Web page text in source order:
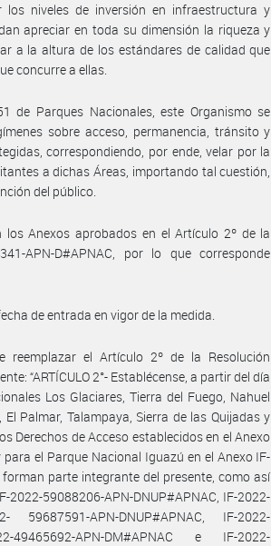
los niveles de inversión en infraestructura y
apreciar en toda su dimensión la riqueza y
a la altura de los estándares de calidad que
concurre a ellas.
de Parques Nacionales, este Organismo se
sobre acceso, permanencia, tránsito y
correspondiendo, por ende, velar por la
a dichas Áreas, importando tal cuestión,
del público.
Anexos aprobados en el Artículo 2º de la
APN-D#APNAC, por lo que corresponde
de entrada en vigor de la medida.
reemplazar el Artículo 2º de la Resolución
“ARTÍCULO 2°- Establécense, a partir del día
Los Glaciares, Tierra del Fuego, Nahuel
Palmar, Talampaya, Sierra de las Quijadas y
Derechos de Acceso establecidos en el Anexo
el Parque Nacional Iguazú en el Anexo IF-
parte integrante del presente, como así
59088206-APN-DNUP#APNAC, IF-2022-
59687591-APN-DNUP#APNAC, IF-2022-
49465692-APN-DM#APNAC e IF-2022-